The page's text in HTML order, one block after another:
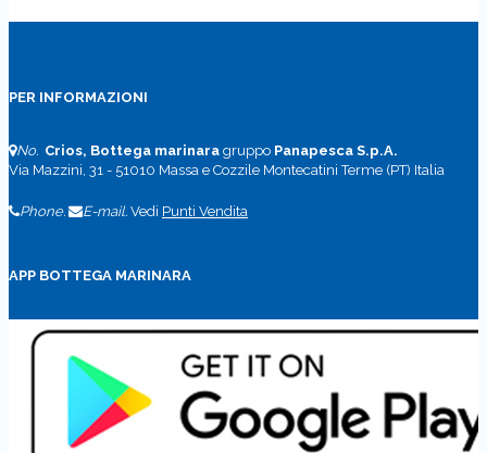
PER INFORMAZIONI
No. Crios, Bottega marinara gruppo Panapesca S.p.A.
Via Mazzini, 31 - 51010 Massa e Cozzile Montecatini Terme (PT) Italia
Phone. E-mail. Vedi Punti Vendita
APP BOTTEGA MARINARA